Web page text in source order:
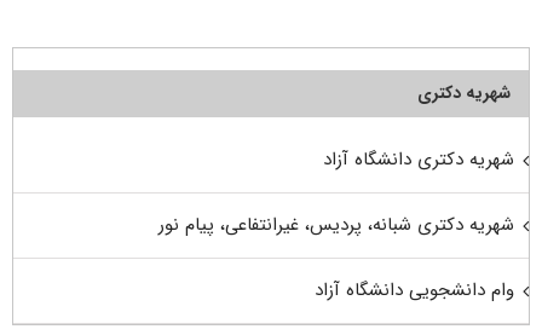
شهریه دکتری
شهریه دکتری دانشگاه آزاد
شهریه دکتری شبانه، پردیس، غیرانتفاعی، پیام نور
وام دانشجویی دانشگاه آزاد